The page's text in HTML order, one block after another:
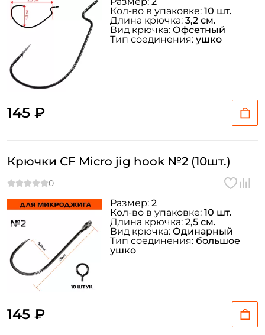
145 ₽
Кол-во в упаковке: 10 шт.
Длина крючка: 3,2 см.
Вид крючка: Офсетный
Тип соединения: ушко
Крючки CF Micro jig hook №2 (10шт.)
145 ₽
Размер: 2
Кол-во в упаковке: 10 шт.
Длина крючка: 2,5 см.
Вид крючка: Одинарный
Тип соединения: большое
ушко